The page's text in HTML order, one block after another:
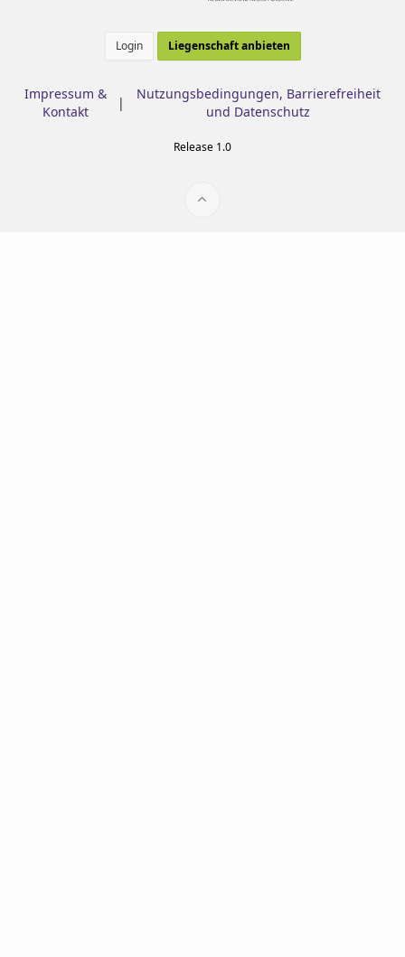
Login Liegenschaft anbieten
Impressum &
Kontakt
|
Nutzungsbedingungen, Barrierefreiheit
und Datenschutz
Release 1.0